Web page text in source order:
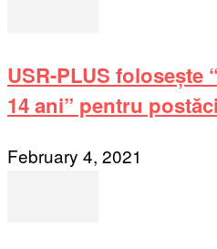
USR-PLUS folosește
14 ani” pentru
February 4, 2021